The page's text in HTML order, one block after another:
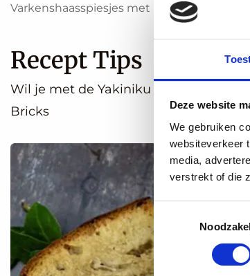
Deze website
We gebruiken
websiteverkeer
media,
verstrekt of die
Toestemmingsselectie
Varkenshaasspiesjes met romanasla op de
Recept Tips
Wil je met de Yakiniku langer tafelen,
Bricks